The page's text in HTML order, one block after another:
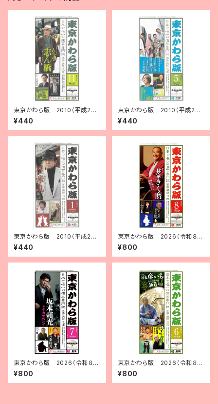
東京かわら版 2010（平成22）
年11月号
¥440
東京かわら版 2010（平成22）
年５月号
¥440
東京かわら版 2010（平成22）
年１月号
¥440
東京かわら版 2026（令和８）
年８月号
¥800
東京かわら版 2026（令和８）
年７月号
¥800
東京かわら版 2026（令和８）
年６月号
¥800